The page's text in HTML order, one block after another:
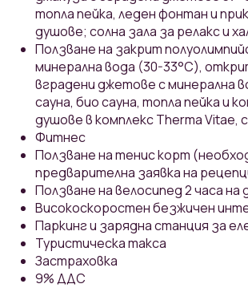
топла пейка, леден фонтан и
душове; солна зала за релакс и
Ползване на закрит
минерална вода (30-33°С),
вградени джетове с минерална
сауна, био сауна, топла пейка и
душове в комплекс Therma Vitae,
Фитнес
Ползване на тенис корт
предварителна заявка на
Ползване на велосипед 2 часа на
Високоскоростен безжичен
Паркинг и зарядна станция за
Туристическа такса
Застраховка
9% ДДС